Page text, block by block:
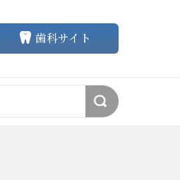
歯科サイト